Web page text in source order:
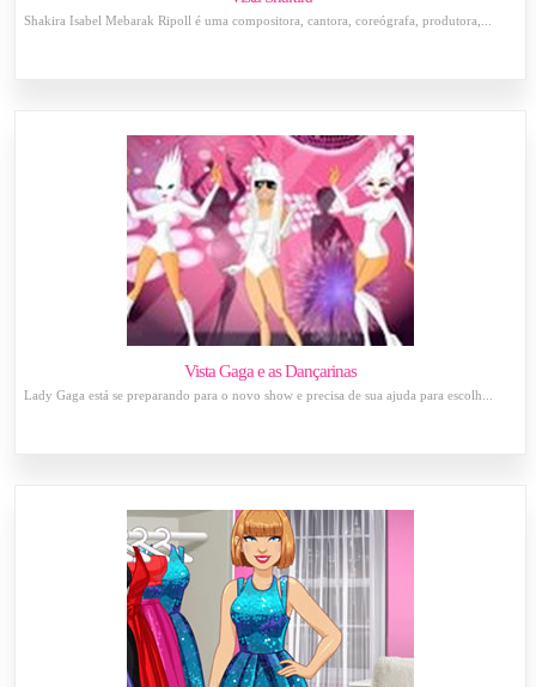
Shakira Isabel Mebarak Ripoll é uma compositora, cantora, coreógrafa, produtora,...
Vista Gaga e as Dançarinas
Lady Gaga está se preparando para o novo show e precisa de sua ajuda para escolh...